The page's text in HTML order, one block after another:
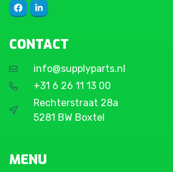
CONTACT
info@supplyparts.nl
+31 6 26 11 13 00
Rechterstraat 28a
5281 BW Boxtel
MENU